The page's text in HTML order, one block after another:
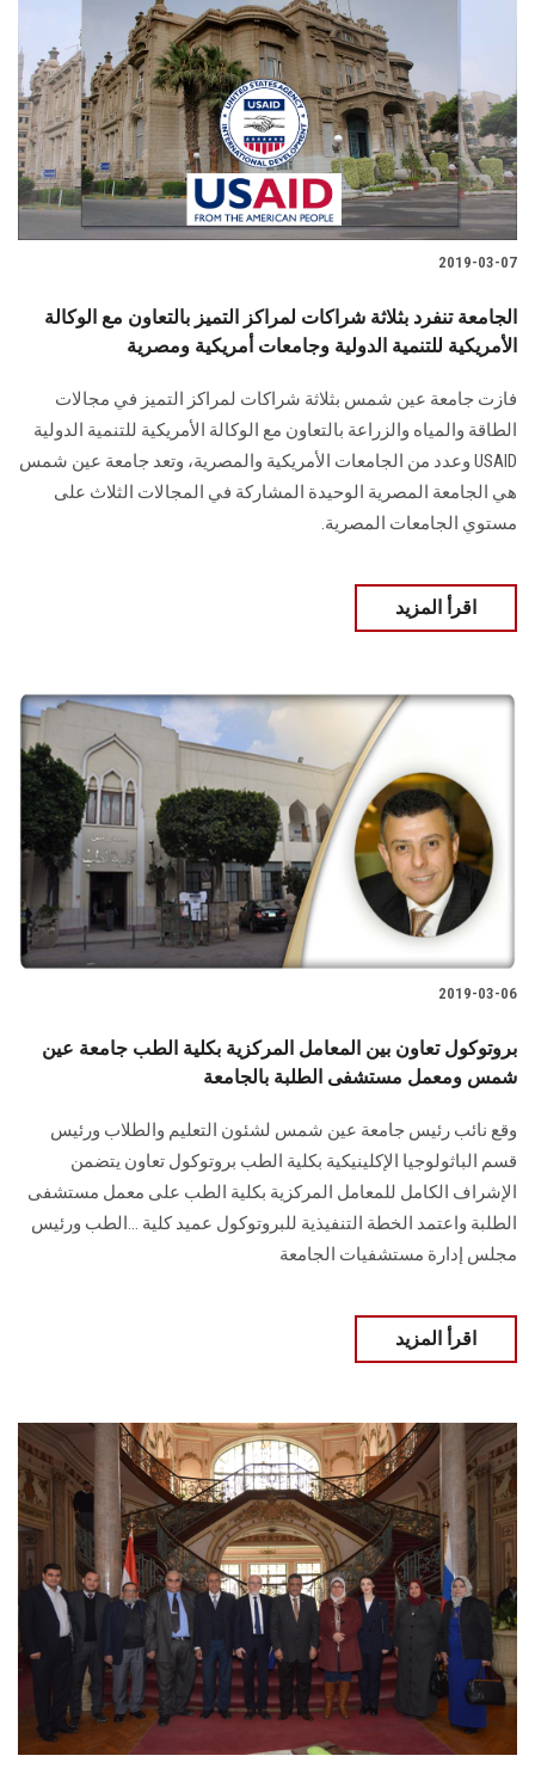
الإعلام
تواصل معنا
الطلاب
هيئة التدريس
الدراسات العليا
الموظفون
الزائـرون
2019-03-07
الجامعة تنفرد بثلاثة شراكات لمراكز التميز بالتعاون مع الوكالة
الأمريكية للتنمية الدولية وجامعات أمريكية ومصرية
فازت جامعة عين شمس بثلاثة شراكات لمراكز التميز في مجالات
الطاقة والمياه والزراعة بالتعاون مع الوكالة الأمريكية للتنمية الدولية
USAID وعدد من الجامعات الأمريكية والمصرية، وتعد جامعة عين شمس
هي الجامعة المصرية الوحيدة المشاركة في المجالات الثلاث على
مستوي الجامعات المصرية.
اقرأ المزيد
2019-03-06
بروتوكول تعاون بين المعامل المركزية بكلية الطب جامعة عين
شمس ومعمل مستشفى الطلبة بالجامعة
وقع نائب رئيس جامعة عين شمس لشئون التعليم والطلاب ورئيس
قسم الباثولوجيا الإكلينيكية بكلية الطب بروتوكول تعاون يتضمن
الإشراف الكامل للمعامل المركزية بكلية الطب على معمل مستشفى
الطلبة واعتمد الخطة التنفيذية للبروتوكول عميد كلية ...الطب ورئيس
مجلس إدارة مستشفيات الجامعة
اقرأ المزيد